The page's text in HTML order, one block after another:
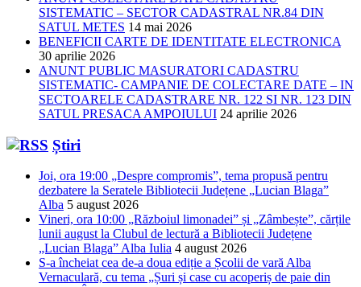
SISTEMATIC – SECTOR CADASTRAL NR.84 DIN
SATUL METES 14 mai 2026
BENEFICII CARTE DE IDENTITATE ELECTRONICA
30 aprilie 2026
ANUNT PUBLIC MASURATORI CADASTRU
SISTEMATIC- CAMPANIE DE COLECTARE DATE – IN
SECTOARELE CADASTRARE NR. 122 SI NR. 123 DIN
SATUL PRESACA AMPOIULUI 24 aprilie 2026
Știri
Joi, ora 19:00 „Despre compromis”, tema propusă pentru
dezbatere la Seratele Bibliotecii Județene „Lucian Blaga”
Alba 5 august 2026
Vineri, ora 10:00 „Războiul limonadei” și „Zâmbește”, cărțile
lunii august la Clubul de lectură a Bibliotecii Județene
„Lucian Blaga” Alba Iulia 4 august 2026
S-a încheiat cea de-a doua ediție a Școlii de vară Alba
Vernaculară, cu tema „Șuri și case cu acoperiș de paie din